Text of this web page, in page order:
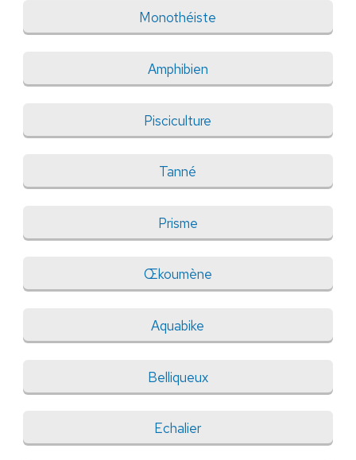
Monothéiste
Amphibien
Pisciculture
Tanné
Prisme
Œkoumène
Aquabike
Belliqueux
Echalier